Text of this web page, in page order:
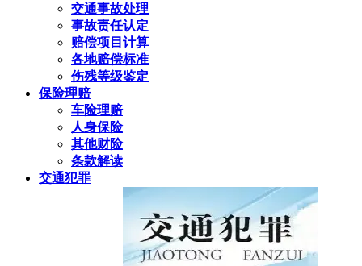
交通事故处理
事故责任认定
赔偿项目计算
各地赔偿标准
伤残等级鉴定
保险理赔
车险理赔
人身保险
其他财险
条款解读
交通犯罪